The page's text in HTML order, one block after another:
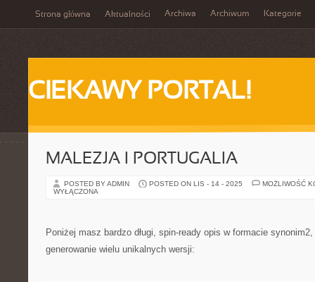
Strona główna Aktualności Archiwa Archiwum Kategorie
CIEKAWY PORTAL!
MALEZJA I PORTUGALIA
POSTED BY ADMIN POSTED ON LIS - 14 - 2025
MOŻLIWOŚĆ
WYŁĄCZONA
Poniżej masz bardzo długi, spin-ready opis w formacie
generowanie wielu unikalnych wersji: